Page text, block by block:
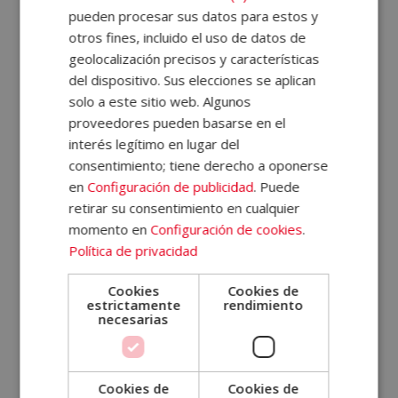
SOLICITA MÁS INFORMACIÓN
Nombre (*)
Apellidos (*)
Teléfono (*)
Tu correo electrónico (*)
Indícanos en qué curso estás interesado (*)
pueden procesar sus datos para estos y
otros fines, incluido el uso de datos de
geolocalización precisos y características
del dispositivo. Sus elecciones se aplican
solo a este sitio web. Algunos
proveedores pueden basarse en el
interés legítimo en lugar del
consentimiento; tiene derecho a oponerse
enConfiguración de publicidad. Puede
retirar su consentimiento en cualquier
momento enConfiguración de cookies.
Política de privacidad
Cookies
estrictamente
necesarias
Cookies de
rendimiento
Cookies de
Cookies de